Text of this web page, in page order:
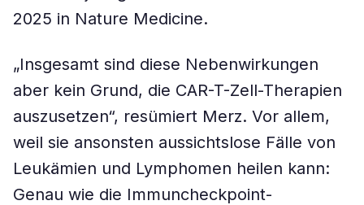
2025 in Nature Medicine.
„Insgesamt sind diese Nebenwirkungen
aber kein Grund, die CAR-T-Zell-Therapien
auszusetzen“, resümiert Merz. Vor allem,
weil sie ansonsten aussichtslose Fälle von
Leukämien und Lymphomen heilen kann:
Genau wie die Immuncheckpoint-